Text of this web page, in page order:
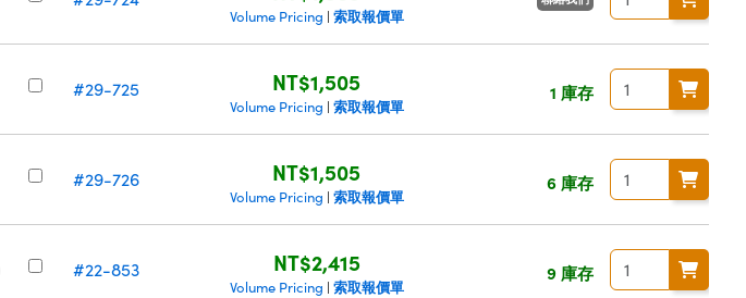
Volume Pricing | 索取報價單
#29-725 NT$1,505
Volume Pricing | 索取報價單
1 庫存
#29-726 NT$1,505
Volume Pricing | 索取報價單
6 庫存
#22-853 NT$2,415
Volume Pricing | 索取報價單
9 庫存